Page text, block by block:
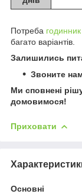
Потреба
багато варіантів.
Залишились
Звоните
Ми сповнені
домовимося!
Приховати
Основні